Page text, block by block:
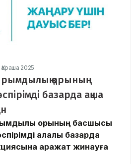
2025
қорының
базарда ақша
қорының басшысы
қалалық базарда
қаражат жинауға